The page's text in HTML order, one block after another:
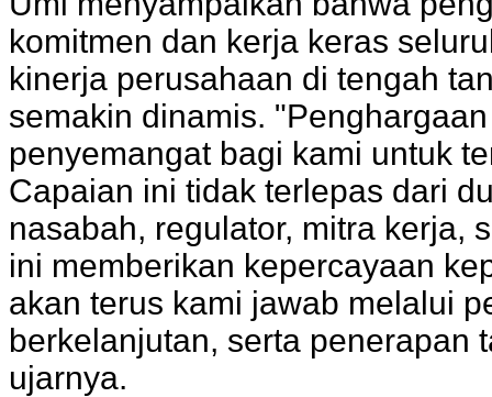
komitmen dan kerja keras
kinerja perusahaan di tengah
semakin dinamis.
penyemangat bagi kami untuk
Capaian ini tidak terlepas dari
nasabah, regulator, mitra kerja,
ini memberikan kepercayaan
akan terus kami jawab melalui
berkelanjutan, serta penerapan
ujarnya.